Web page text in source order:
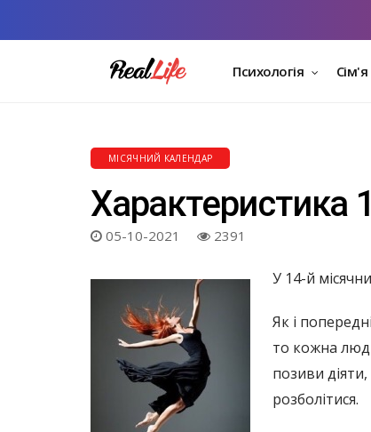
Психологія
МІСЯЧНИЙ КАЛЕНДАР
Характеристика
05-10-2021 2391
У 14-й
Як і
то кожна
позиви
розболітися.